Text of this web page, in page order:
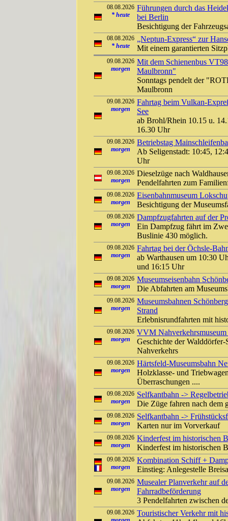
08.08.2026
* heute
Führungen durch das
bei Berlin
Besichtigung der
08.08.2026
* heute
„Neptun-Express“ zur
Mit einem garantierten
09.08.2026
morgen
Mit dem Schienenbus
Maulbronn"
Sonntags pendelt der
Maulbronn
09.08.2026
morgen
Fahrtag beim Vulkan-
See
ab Brohl/Rhein 10.15 u.
16.30 Uhr
09.08.2026
morgen
Betriebstag
Ab Seligenstadt: 10:45,
Uhr
09.08.2026
morgen
Dieselzüge nach
Pendelfahrten zum
09.08.2026
morgen
Eisenbahnmuseum
Besichtigung der
09.08.2026
morgen
Dampfzugfahrten auf der
Ein Dampfzug fährt im
Buslinie 430 möglich.
09.08.2026
morgen
Fahrtag bei der Öchsle-
ab Warthausen um 10:30
und 16:15 Uhr
09.08.2026
morgen
Museumseisenbahn
Die Abfahrten am
09.08.2026
morgen
Museumsbahnen
Strand
Erlebnisrundfahrten mit
09.08.2026
morgen
VVM
Geschichte der
Nahverkehrs
09.08.2026
morgen
Härtsfeld-Museumsbahn
Holzklasse- und
Überraschungen ....
09.08.2026
morgen
Selfkantbahn ->
Die Züge fahren nach dem
09.08.2026
morgen
Selfkantbahn ->
Karten nur im Vorverkauf
09.08.2026
morgen
Kinderfest im historischen
Kinderfest im historischen
09.08.2026
morgen
Kombination Schiff +
Einstieg: Anlegestelle
09.08.2026
morgen
Musealer Planverkehr auf
Fahrradbeförderung
3 Pendelfahrten zwischen
09.08.2026 Touristischer Verkehr mit